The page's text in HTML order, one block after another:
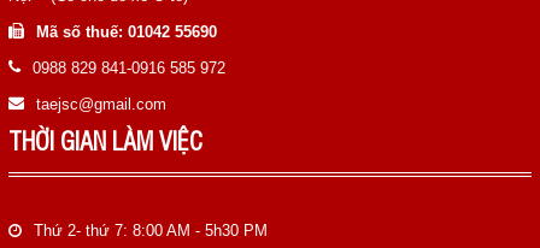
Mã số thuế: 01042 55690
0988 829 841-0916 585 972
taejsc@gmail.com
THỜI GIAN LÀM VIỆC
Thứ 2- thứ 7: 8:00 AM - 5h30 PM